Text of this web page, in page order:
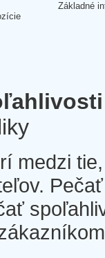
Základné
medzi